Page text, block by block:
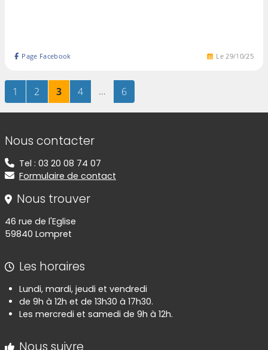
Le29/10/25
Page Facebook
Page
1 sur 6Page
2 sur 6Page
3sur 6Page
4sur 6
… Page
6sur 6
Informations de contact
Nous contacter
Tel : 03 20 08 74 07
Formulaire de contact
Nous trouver
46 rue de l'Eglise
59840 Lompret
Les horaires
Lundi, mardi, jeudi et vendredi
de 9h à 12h et de 13h30 à 17h30.
Les mercredi et samedi de 9h à 12h.